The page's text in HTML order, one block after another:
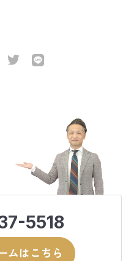
5518
ムはこちら